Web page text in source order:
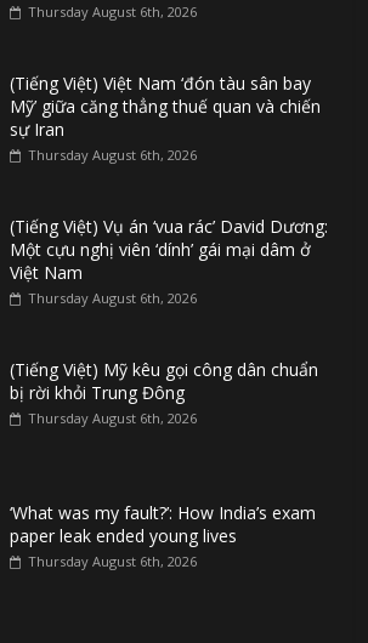
Thursday August 6th, 2026
(Tiếng Việt) Việt Nam ‘đón tàu sân bay
Mỹ’ giữa căng thẳng thuế quan và chiến
sự Iran
Thursday August 6th, 2026
(Tiếng Việt) Vụ án ‘vua rác’ David Dương:
Một cựu nghị viên ‘dính’ gái mại dâm ở
Việt Nam
Thursday August 6th, 2026
(Tiếng Việt) Mỹ kêu gọi công dân chuẩn
bị rời khỏi Trung Đông
Thursday August 6th, 2026
‘What was my fault?’: How India’s exam
paper leak ended young lives
Thursday August 6th, 2026